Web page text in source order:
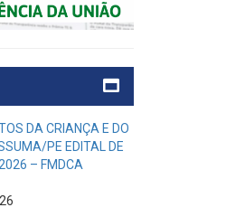
DA CRIANÇA E DO
PE EDITAL DE
– FMDCA